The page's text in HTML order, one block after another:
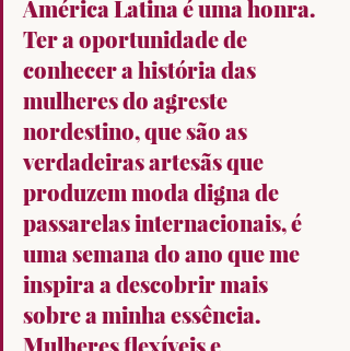
América Latina é uma honra.
Ter a oportunidade de
conhecer a história das
mulheres do agreste
nordestino, que são as
verdadeiras artesãs que
produzem moda digna de
passarelas internacionais, é
uma semana do ano que me
inspira a descobrir mais
sobre a minha essência.
Mulheres flexíveis e